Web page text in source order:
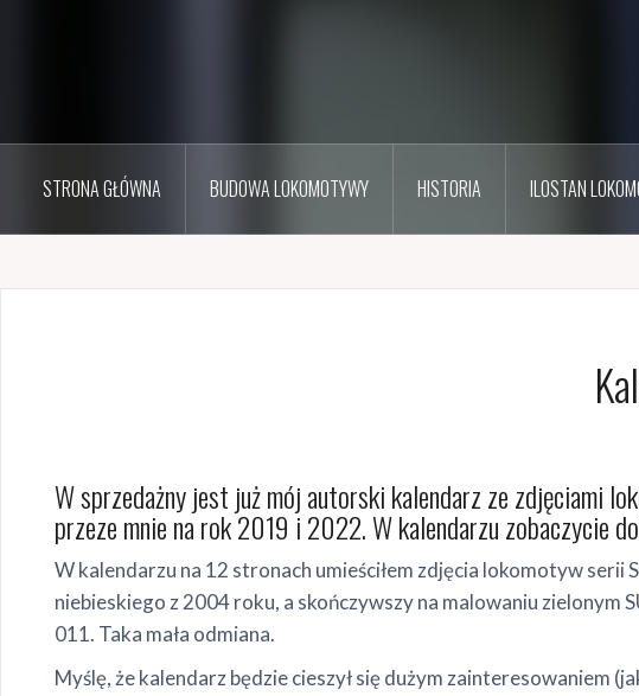
STRONA GŁÓWNA BUDOWA LOKOMOTYWY HISTORIA ILOSTAN
W sprzedażny jest już mój autorski kalendarz ze zdjęciami
przeze mnie na rok 2019 i 2022. W kalendarzu zobaczycie
W kalendarzu na 12 stronach umieściłem zdjęcia lokomotyw
niebieskiego z 2004 roku, a skończywszy na malowaniu zielonym
011. Taka mała odmiana.
Myślę, że kalendarz będzie cieszył się dużym zainteresowaniem